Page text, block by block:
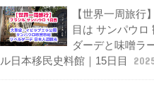
【世界一周旅行
目は サンパウロ
ダーデと味噌ラ
ル日本移民史料館｜15日目